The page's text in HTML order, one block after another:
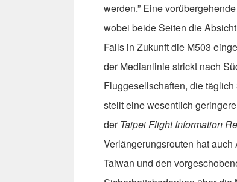
werden.” Eine
wobei beide Seiten die
Falls in Zukunft die M503
der Medianlinie strickt nach
Fluggesellschaften, die
stellt eine wesentlich
der Taipei Flight Information
Verlängerungsrouten hat
Taiwan und den